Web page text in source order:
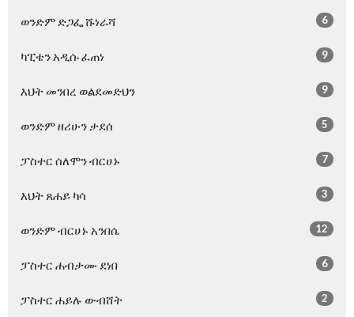
ወንድም ድጋፌ ሹነራሻ 6
ካፒቴን አዲሱ ፈጠነ 9
እህት መንበረ ወልደመድህን 9
ወንድም ዘሪሁን ታደሰ 5
ፓስተር ሰለሞን ብርሀኑ 7
እህት ጸሐይ ካሳ 3
ወንድም ብርሀኑ አንበሴ 12
ፓስተር ሐብታሙ ደነበ 6
ፓስተር ሐይሉ ውብሸት 2